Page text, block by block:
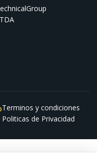
Terminos y condiciones
Politicas de Privacidad